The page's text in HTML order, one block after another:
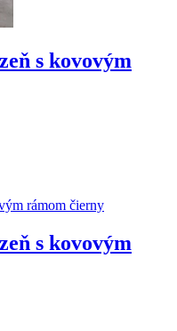
s kovovým
s kovovým